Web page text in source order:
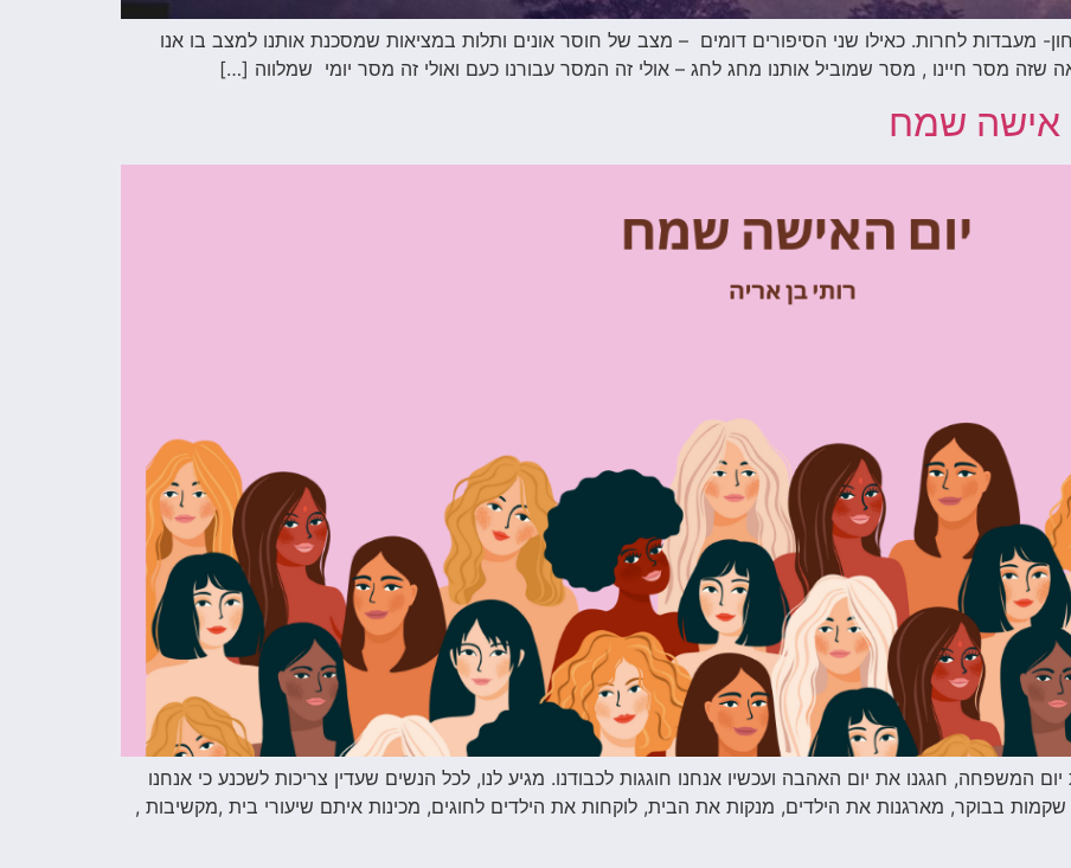
מעבדות לחרות. כאילו שני הסיפורים דומים – מצב של חוסר אונים ותלות במציאות שמסכנת אותנו למצב בו אנו
שזה מסר חיינו , מסר שמוביל אותנו מחג לחג – אולי זה המסר עבורנו כעם ואולי זה מסר יומי שמלווה […]
אישה שמח
המשפחה, חגגנו את יום האהבה ועכשיו אנחנו חוגגות לכבודנו. מגיע לנו, לכל הנשים שעדין צריכות לשכנע כי אנחנו
שקמות בבוקר, מארגנות את הילדים, מנקות את הבית, לוקחות את הילדים לחוגים, מכינות איתם שיעורי בית ,מקשיבות ,